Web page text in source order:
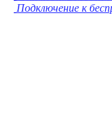
Подключение к